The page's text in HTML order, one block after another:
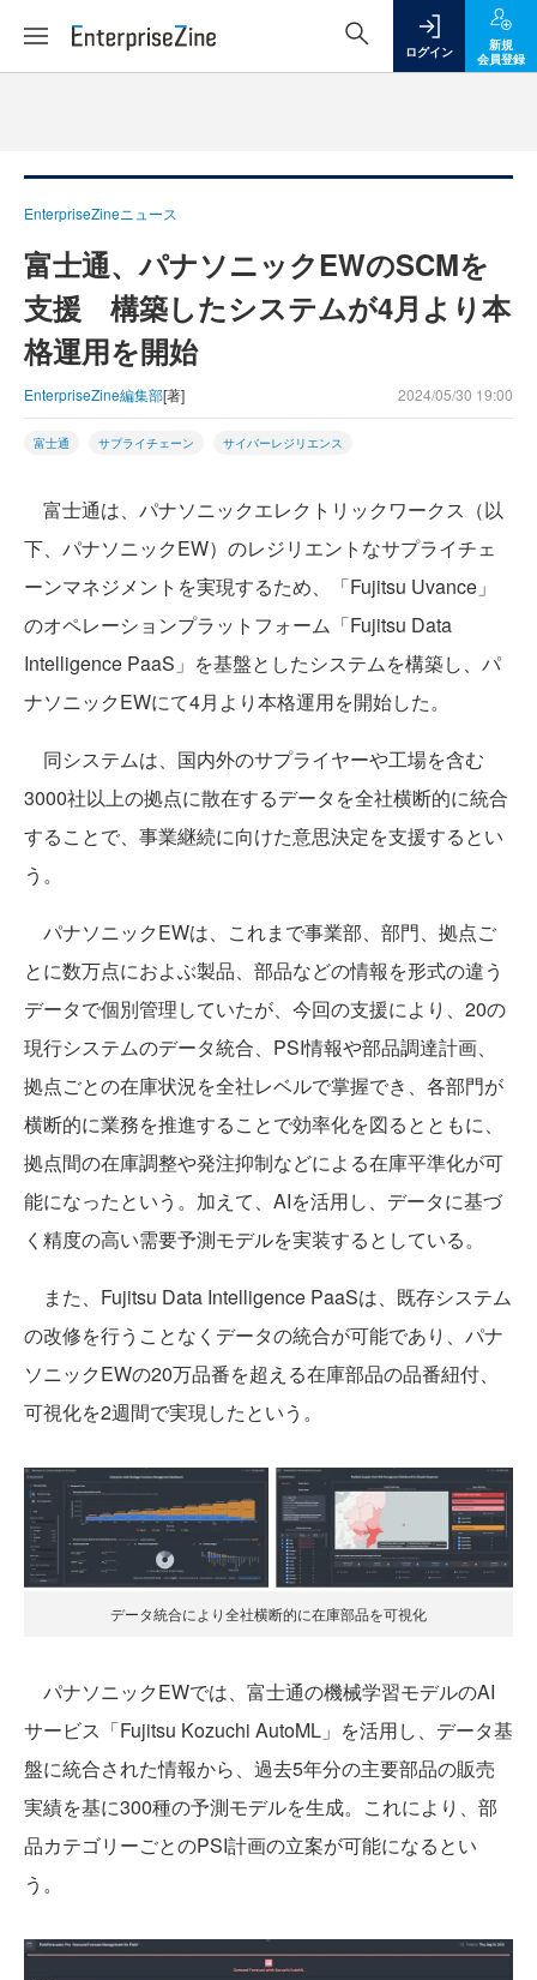
ログイン
新規
会員登録
EnterpriseZineニュース
富士通、パナソニックEWのSCMを
支援 構築したシステムが4月より本
格運用を開始
EnterpriseZine編集部[著] 2024/05/30 19:00
富士通 サプライチェーン サイバーレジリエンス
富士通は、パナソニックエレクトリックワークス（以
下、パナソニックEW）のレジリエントなサプライチェ
ーンマネジメントを実現するため、「Fujitsu Uvance」
のオペレーションプラットフォーム「Fujitsu Data
Intelligence PaaS」を基盤としたシステムを構築し、パ
ナソニックEWにて4月より本格運用を開始した。
同システムは、国内外のサプライヤーや工場を含む
3000社以上の拠点に散在するデータを全社横断的に統合
することで、事業継続に向けた意思決定を支援するとい
う。
パナソニックEWは、これまで事業部、部門、拠点ご
とに数万点におよぶ製品、部品などの情報を形式の違う
データで個別管理していたが、今回の支援により、20の
現行システムのデータ統合、PSI情報や部品調達計画、
拠点ごとの在庫状況を全社レベルで掌握でき、各部門が
横断的に業務を推進することで効率化を図るとともに、
拠点間の在庫調整や発注抑制などによる在庫平準化が可
能になったという。加えて、AIを活用し、データに基づ
く精度の高い需要予測モデルを実装するとしている。
また、Fujitsu Data Intelligence PaaSは、既存システム
の改修を行うことなくデータの統合が可能であり、パナ
ソニックEWの20万品番を超える在庫部品の品番紐付、
可視化を2週間で実現したという。
データ統合により全社横断的に在庫部品を可視化
パナソニックEWでは、富士通の機械学習モデルのAI
サービス「Fujitsu Kozuchi AutoML」を活用し、データ基
盤に統合された情報から、過去5年分の主要部品の販売
実績を基に300種の予測モデルを生成。これにより、部
品カテゴリーごとのPSI計画の立案が可能になるとい
う。